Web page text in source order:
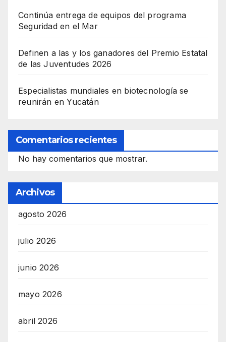
Continúa entrega de equipos del programa
Seguridad en el Mar
Definen a las y los ganadores del Premio Estatal
de las Juventudes 2026
Especialistas mundiales en biotecnología se
reunirán en Yucatán
Comentarios recientes
No hay comentarios que mostrar.
Archivos
agosto 2026
julio 2026
junio 2026
mayo 2026
abril 2026